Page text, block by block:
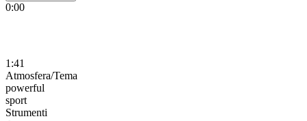
0:00
1:41
Atmosfera/Tema
powerful
sport
Strumenti